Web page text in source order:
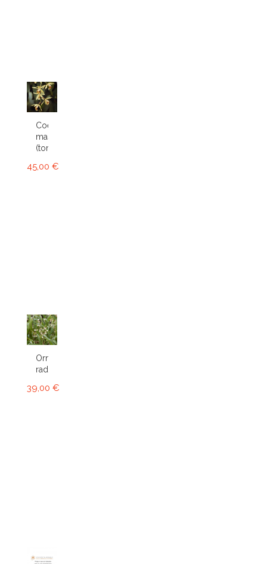
Coelogyne
massangeana
(tomentosa)
45,00 €
Ornithophora
radicans...
39,00 €